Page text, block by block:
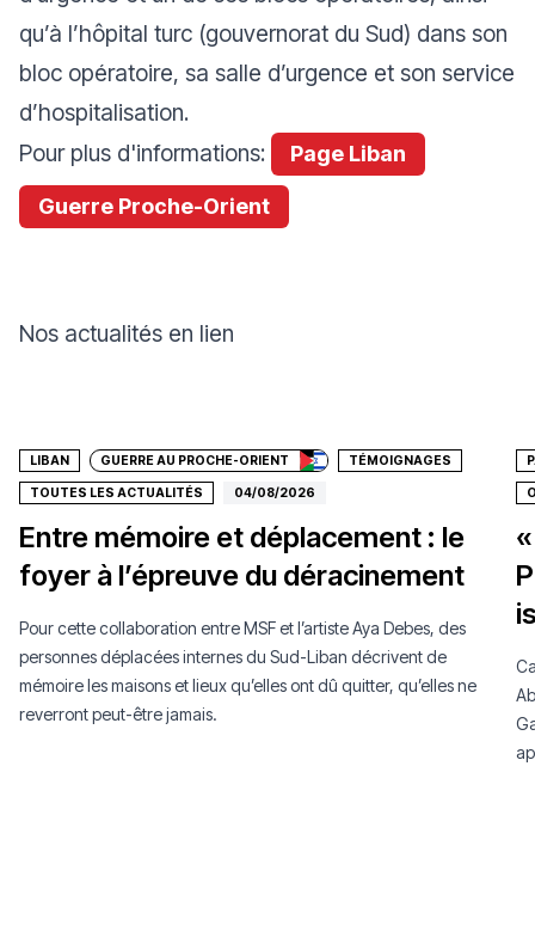
qu’à l’hôpital turc (gouvernorat du Sud) dans son
bloc opératoire, sa salle d’urgence et son service
d’hospitalisation.
Pour plus d'informations:
Page Liban
Guerre Proche-Orient
Nos actualités en lien
LIBAN GUERRE AU PROCHE-ORIENT TÉMOIGNAGES
TOUTES LES ACTUALITÉS 04/08/2026
Entre mémoire et déplacement : le
foyer à l’épreuve du déracinement
Pour cette collaboration entre MSF et l’artiste Aya Debes, des
personnes déplacées internes du Sud-Liban décrivent de
mémoire les maisons et lieux qu’elles ont dû quitter, qu’elles ne
reverront peut-être jamais.